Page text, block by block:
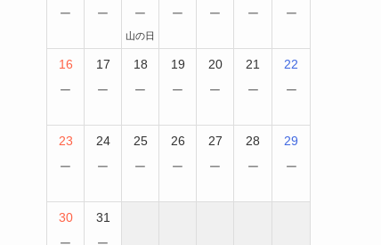
− − −
山の日
− − − −
16
−
17
−
18
−
19
−
20
−
21
−
22
−
23
−
24
−
25
−
26
−
27
−
28
−
29
−
30 31